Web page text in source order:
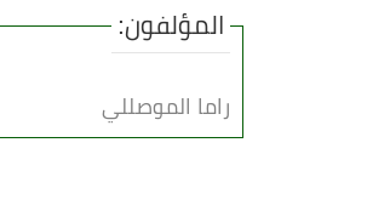
المؤلفون:
راما الموصللي